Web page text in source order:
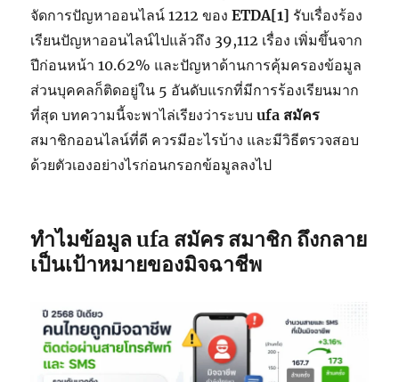
จัดการปัญหาออนไลน์ 1212 ของETDA[1] รับเรื่องร้อง
เรียนปัญหาออนไลน์ไปแล้วถึง 39,112 เรื่อง เพิ่มขึ้นจาก
ปีก่อนหน้า 10.62% และปัญหาด้านการคุ้มครองข้อมูล
ส่วนบุคคลก็ติดอยู่ใน 5 อันดับแรกที่มีการร้องเรียนมาก
ที่สุด บทความนี้จะพาไล่เรียงว่าระบบufa สมัคร
สมาชิกออนไลน์ที่ดี ควรมีอะไรบ้าง และมีวิธีตรวจสอบ
ด้วยตัวเองอย่างไรก่อนกรอกข้อมูลลงไป
ทำไมข้อมูลufa สมัครสมาชิก ถึงกลาย
เป็นเป้าหมายของมิจฉาชีพ